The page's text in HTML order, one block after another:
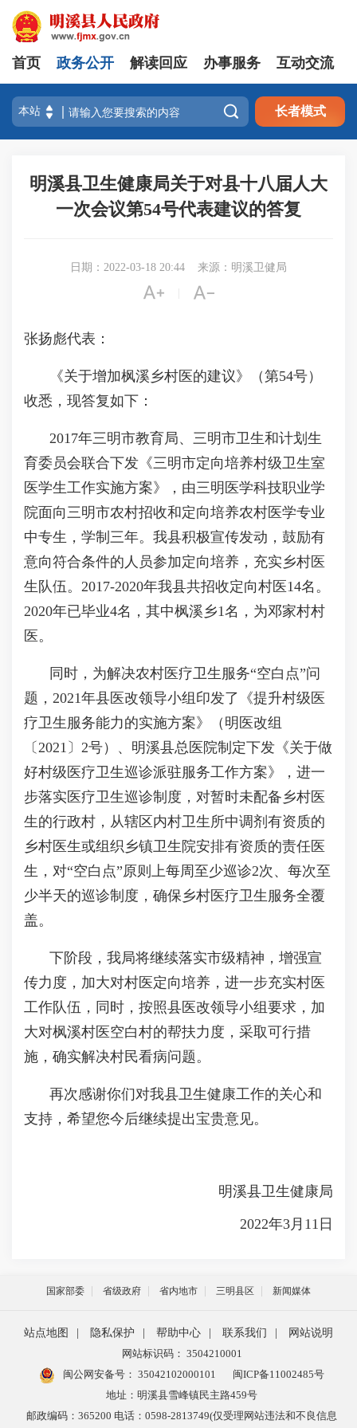
首页 政务公开 解读回应 办事服务 互动交流
 长者模式
明溪县卫生健康局关于对县十八届人大
一次会议第54号代表建议的答复
日期：2022-03-18 20:44 来源：明溪卫健局
 
张扬彪代表：
《关于增加枫溪乡村医的建议》（第54号）
收悉，现答复如下：
2017年三明市教育局、三明市卫生和计划生
育委员会联合下发《三明市定向培养村级卫生室
医学生工作实施方案》，由三明医学科技职业学
院面向三明市农村招收和定向培养农村医学专业
中专生，学制三年。我县积极宣传发动，鼓励有
意向符合条件的人员参加定向培养，充实乡村医
生队伍。2017-2020年我县共招收定向村医14名。
2020年已毕业4名，其中枫溪乡1名，为邓家村村
医。
同时，为解决农村医疗卫生服务“空白点”问
题，2021年县医改领导小组印发了《提升村级医
疗卫生服务能力的实施方案》（明医改组
〔2021〕2号）、明溪县总医院制定下发《关于做
好村级医疗卫生巡诊派驻服务工作方案》，进一
步落实医疗卫生巡诊制度，对暂时未配备乡村医
生的行政村，从辖区内村卫生所中调剂有资质的
乡村医生或组织乡镇卫生院安排有资质的责任医
生，对“空白点”原则上每周至少巡诊2次、每次至
少半天的巡诊制度，确保乡村医疗卫生服务全覆
盖。
下阶段，我局将继续落实市级精神，增强宣
传力度，加大对村医定向培养，进一步充实村医
工作队伍，同时，按照县医改领导小组要求，加
大对枫溪村医空白村的帮扶力度，采取可行措
施，确实解决村民看病问题。
再次感谢你们对我县卫生健康工作的关心和
支持，希望您今后继续提出宝贵意见。
明溪县卫生健康局
2022年3月11日
国家部委 省级政府 省内地市 三明县区 新闻媒体
站点地图 隐私保护 帮助中心 联系我们
网站说明
网站标识码： 3504210001
闽公网安备号： 35042102000101
闽ICP备11002485号
地址：明溪县雪峰镇民主路459号
邮政编码：365200 电话：0598-2813749(仅受理网站违法和不良信息